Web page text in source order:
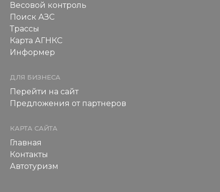
Весовой контроль
Поиск АЗС
Трассы
Карта АГНКС
Информер
ДЛЯ БИЗНЕСА
Перейти на сайт
Предложения от партнеров
КАРТА САЙТА
Главная
Контакты
Автотуризм